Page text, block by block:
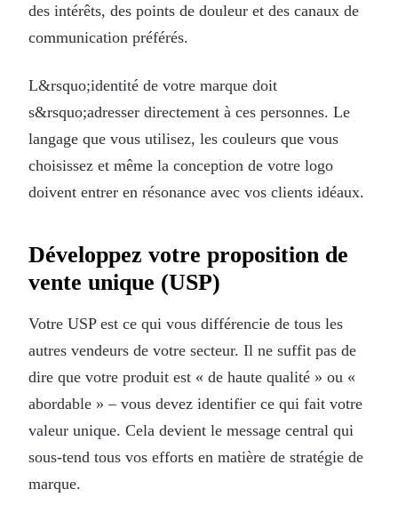
des intérêts, des points de douleur et des canaux de
communication préférés.
L&rsquo;identité de votre marque doit
s&rsquo;adresser directement à ces personnes. Le
langage que vous utilisez, les couleurs que vous
choisissez et même la conception de votre logo
doivent entrer en résonance avec vos clients idéaux.
Développez votre proposition de
vente unique (USP)
Votre USP est ce qui vous différencie de tous les
autres vendeurs de votre secteur. Il ne suffit pas de
dire que votre produit est « de haute qualité » ou «
abordable » – vous devez identifier ce qui fait votre
valeur unique. Cela devient le message central qui
sous-tend tous vos efforts en matière de stratégie de
marque.